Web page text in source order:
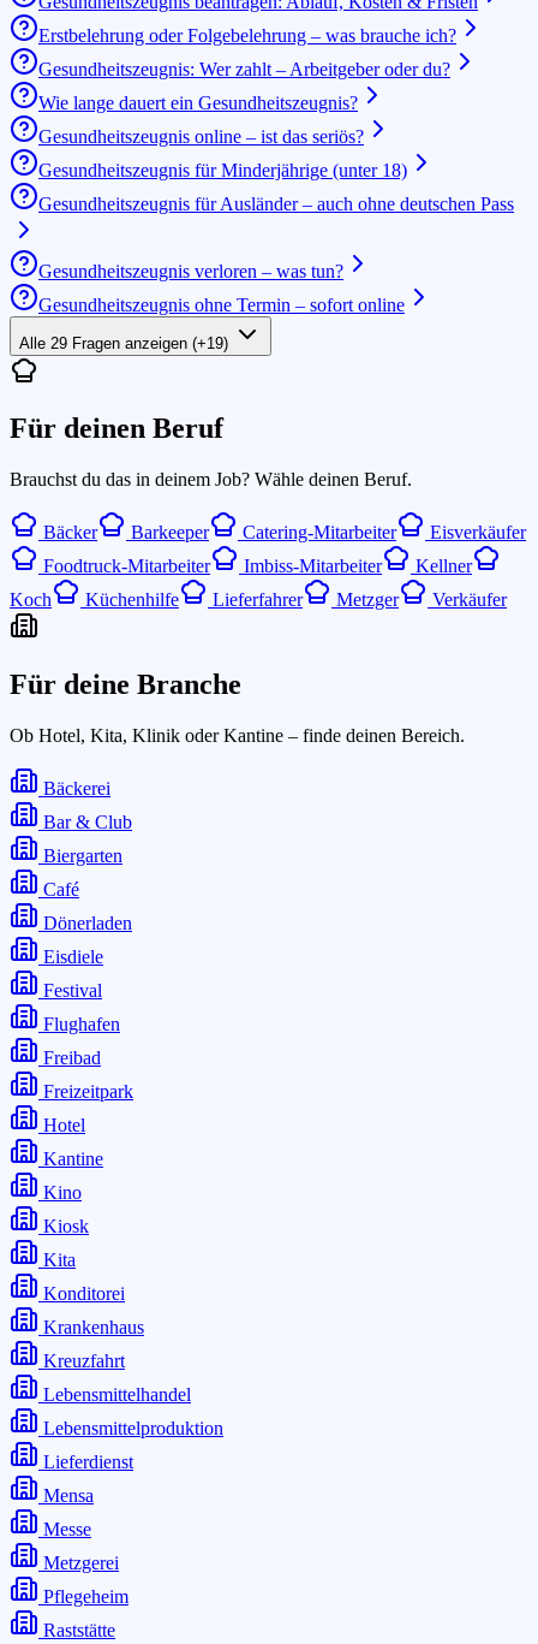
Erstbelehrung oder Folgebelehrung – was brauche ich?
Gesundheitszeugnis: Wer zahlt – Arbeitgeber oder du?
Wie lange dauert ein Gesundheitszeugnis?
Gesundheitszeugnis online – ist das seriös?
Gesundheitszeugnis für Minderjährige (unter 18)
Gesundheitszeugnis für Ausländer – auch ohne deutschen Pass
Gesundheitszeugnis verloren – was tun?
Gesundheitszeugnis ohne Termin – sofort online
Alle 29 Fragen anzeigen (+19)
Für deinen Beruf
Brauchst du das in deinem Job? Wähle deinen Beruf.
Bäcker Barkeeper Catering-Mitarbeiter
Eisverkäufer
Foodtruck-Mitarbeiter
Imbiss-Mitarbeiter
Kellner
Koch
Küchenhilfe Lieferfahrer Metzger Verkäufer
Für deine Branche
Ob Hotel, Kita, Klinik oder Kantine – finde deinen Bereich.
Bäckerei
Bar & Club
Biergarten
Café
Dönerladen
Eisdiele
Festival
Flughafen
Freibad
Freizeitpark
Hotel
Kantine
Kino
Kiosk
Kita
Konditorei
Krankenhaus
Kreuzfahrt
Lebensmittelhandel
Lebensmittelproduktion
Lieferdienst
Mensa
Messe
Metzgerei
Pflegeheim
Raststätte